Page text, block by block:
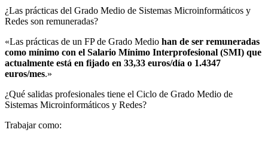
¿Las prácticas del Grado Medio de Sistemas Microinformáticos y
Redes son remuneradas?​
«Las prácticas de un FP de Grado Medio han de ser remuneradas
como mínimo con el Salario Mínimo Interprofesional (SMI) que
actualmente está en fijado en 33,33 euros/día o 1.4347
euros/mes.»
¿Qué salidas profesionales tiene el Ciclo de Grado Medio de
Sistemas Microinformáticos y Redes?​
Trabajar como: